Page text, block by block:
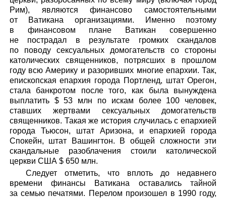
Рим), являются финансово самостоятельными
от Ватикана организациями. Именно поэтому
в финансовом плане Ватикан совершенно
не пострадал в результате громких скандалов
по поводу сексуальных домогательств со стороны
католических священников, потрясших в прошлом
году всю Америку и разоривших многие епархии. Так,
епископская епархия города Портленд, штат Орегон,
стала банкротом после того, как была вынуждена
выплатить $ 53 млн по искам более 100 человек,
ставших жертвами сексуальных домогательств
священников. Такая же история случилась с епархией
города Тьюсон, штат Аризона, и епархией города
Спокейн, штат Вашингтон. В общей сложности эти
скандальные разоблачения стоили католической
церкви США $ 650 млн.
Следует отметить, что вплоть до недавнего
времени финансы Ватикана оставались тайной
за семью печатями. Перелом произошел в 1990 году,